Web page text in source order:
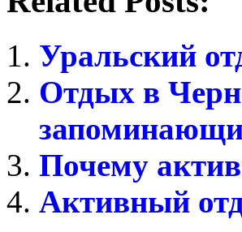
Уральский
Отдых в
Почему
Активный